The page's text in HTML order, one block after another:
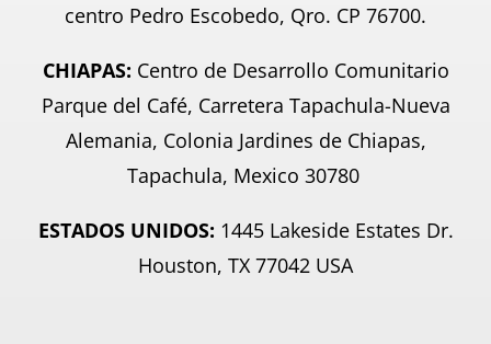
centro Pedro Escobedo, Qro. CP 76700.
CHIAPAS: Centro de Desarrollo Comunitario
Parque del Café, Carretera Tapachula-Nueva
Alemania, Colonia Jardines de Chiapas,
Tapachula, Mexico 30780
ESTADOS UNIDOS: 1445 Lakeside Estates Dr.
Houston, TX 77042 USA